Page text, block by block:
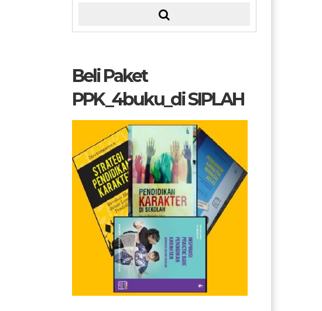
Beli Paket
PPK_4buku_di SIPLAH